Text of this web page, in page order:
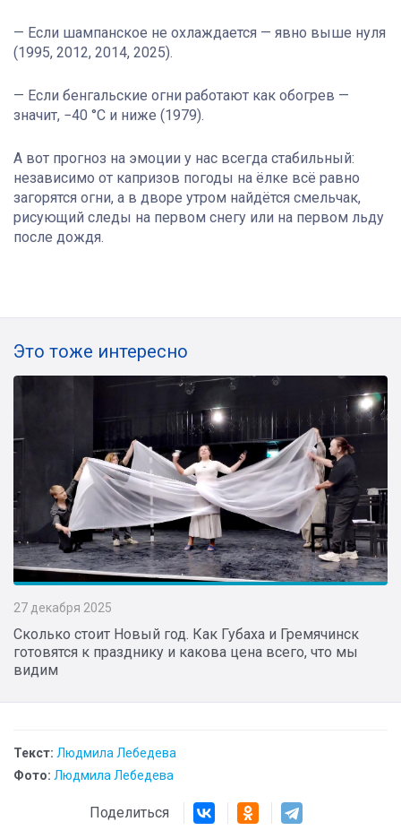
— Если шампанское не охлаждается — явно выше нуля
(1995, 2012, 2014, 2025).
— Если бенгальские огни работают как обогрев —
значит, −40 °C и ниже (1979).
А вот прогноз на эмоции у нас всегда стабильный:
независимо от капризов погоды на ёлке всё равно
загорятся огни, а в дворе утром найдётся смельчак,
рисующий следы на первом снегу или на первом льду
после дождя.
Это тоже интересно
27 декабря 2025
Сколько стоит Новый год. Как Губаха и Гремячинск
готовятся к празднику и какова цена всего, что мы
видим
Текст: Людмила Лебедева
Фото: Людмила Лебедева
Поделиться